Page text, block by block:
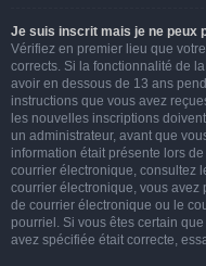
Je suis inscrit mais je ne peux
Vérifiez en premier lieu que
corrects. Si la fonctionnalité de
avoir en dessous de 13 ans
instructions que vous avez
les nouvelles inscriptions
un administrateur, avant que
information était présente lors
courrier électronique, consultez
courrier électronique, vous avez
de courrier électronique ou le
pourriel. Si vous êtes certain
avez spécifiée était correcte,